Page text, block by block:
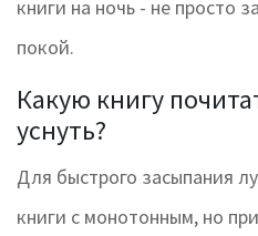
книги на ночь - не просто
покой.
Какую книгу
уснуть?
Для быстрого засыпания
книги с монотонным, но